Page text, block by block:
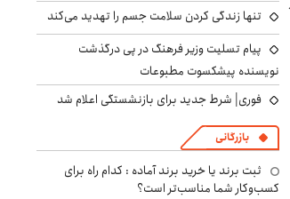
تنها زندگی کردن سلامت جسم را تهدید می‌کند
پیام تسلیت وزیر فرهنگ در پی درگذشت
نویسنده پیشکسوت مطبوعات
فوری| شرط جدید برای بازنشستگی اعلام شد
بازرگانی
ثبت برند یا خرید برند آماده : کدام راه برای
کسب‌وکار شما مناسب‌تر است؟